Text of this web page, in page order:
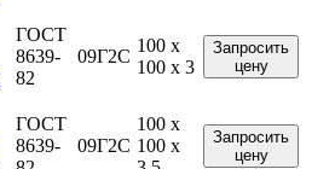
ГОСТ
8639-
82
09Г2С
100 x
100 x 3
Запросить
цену
ГОСТ
8639-
09Г2С
100 x
100 x
Запросить
цену